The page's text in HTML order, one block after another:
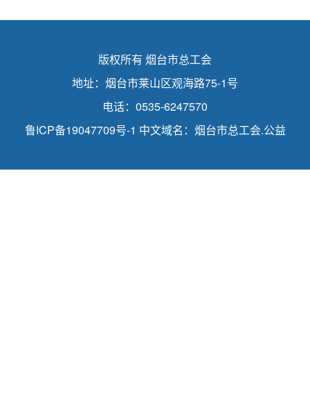
版权所有 烟台市总工会
地址：烟台市莱山区观海路75-1号
电话：0535-6247570
鲁ICP备19047709号-1 中文域名：烟台市总工会.公益